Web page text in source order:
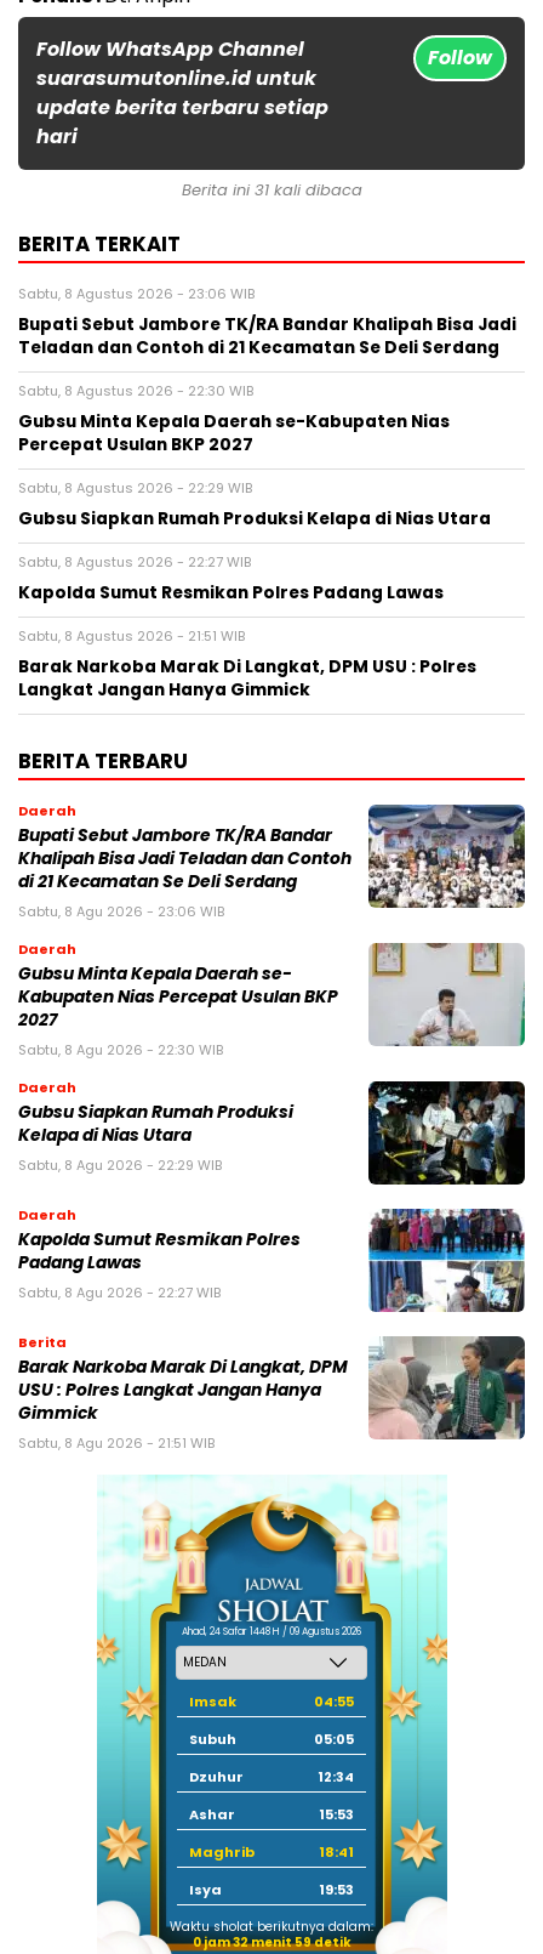
Follow WhatsApp Channel
suarasumutonline.id untuk
update berita terbaru setiap
hari
Follow
Berita ini 31 kali dibaca
BERITA TERKAIT
Sabtu, 8 Agustus 2026 - 23:06 WIB
Bupati Sebut Jambore TK/RA Bandar Khalipah Bisa Jadi
Teladan dan Contoh di 21 Kecamatan Se Deli Serdang
Sabtu, 8 Agustus 2026 - 22:30 WIB
Gubsu Minta Kepala Daerah se-Kabupaten Nias
Percepat Usulan BKP 2027
Sabtu, 8 Agustus 2026 - 22:29 WIB
Gubsu Siapkan Rumah Produksi Kelapa di Nias Utara
Sabtu, 8 Agustus 2026 - 22:27 WIB
Kapolda Sumut Resmikan Polres Padang Lawas
Sabtu, 8 Agustus 2026 - 21:51 WIB
Barak Narkoba Marak Di Langkat, DPM USU : Polres
Langkat Jangan Hanya Gimmick
BERITA TERBARU
Daerah
Bupati Sebut Jambore TK/RA Bandar
Khalipah Bisa Jadi Teladan dan Contoh
di 21 Kecamatan Se Deli Serdang
Sabtu, 8 Agu 2026 - 23:06 WIB
Daerah
Gubsu Minta Kepala Daerah se-
Kabupaten Nias Percepat Usulan BKP
2027
Sabtu, 8 Agu 2026 - 22:30 WIB
Daerah
Gubsu Siapkan Rumah Produksi
Kelapa di Nias Utara
Sabtu, 8 Agu 2026 - 22:29 WIB
Daerah
Kapolda Sumut Resmikan Polres
Padang Lawas
Sabtu, 8 Agu 2026 - 22:27 WIB
Berita
Barak Narkoba Marak Di Langkat, DPM
USU : Polres Langkat Jangan Hanya
Gimmick
Sabtu, 8 Agu 2026 - 21:51 WIB
Ahad, 24 Safar 1448 H / 09 Agustus 2026
Imsak
04:55
Subuh
05:05
Dzuhur
12:34
Ashar
15:53
Maghrib
18:41
Isya
19:53
Waktu sholat berikutnya dalam:
0 jam 32 menit 59 detik